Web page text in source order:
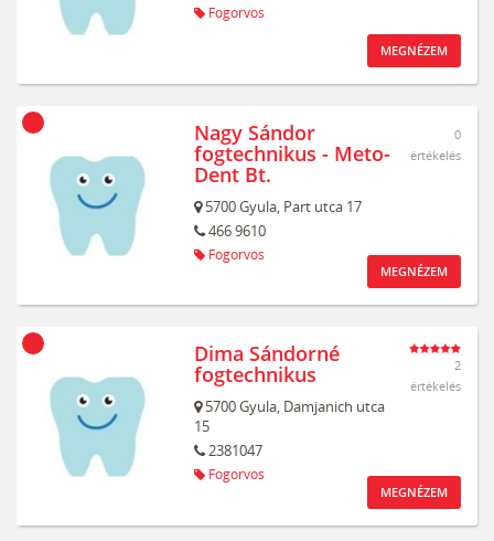
Fogorvos
MEGNÉZEM
Nagy Sándor
fogtechnikus - Meto-
Dent Bt.
5700Gyula, Part utca 17
466 9610
Fogorvos
0
értékelés
MEGNÉZEM
Dima Sándorné
fogtechnikus
5700Gyula, Damjanich utca
15
2381047
Fogorvos
2
értékelés
MEGNÉZEM